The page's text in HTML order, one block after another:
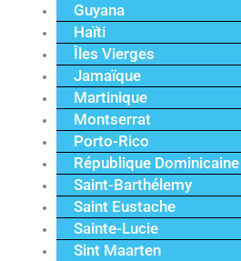
Guyana
Haïti
Îles Vierges
Jamaïque
Martinique
Montserrat
Porto-Rico
République Dominicaine
Saint-Barthélemy
Saint Eustache
Sainte-Lucie
Sint Maarten